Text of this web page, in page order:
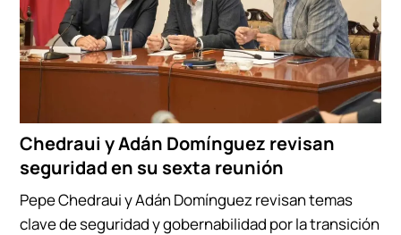
Chedraui y Adán Domínguez revisan
seguridad en su sexta reunión
Pepe Chedraui y Adán Domínguez revisan temas
clave de seguridad y gobernabilidad por la transición